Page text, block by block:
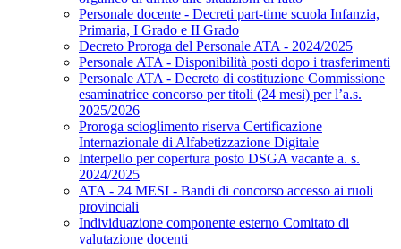
Personale docente - Decreti part-time scuola Infanzia,
Primaria, I Grado e II Grado
Decreto Proroga del Personale ATA - 2024/2025
Personale ATA - Disponibilità posti dopo i trasferimenti
Personale ATA - Decreto di costituzione Commissione
esaminatrice concorso per titoli (24 mesi) per l’a.s.
2025/2026
Proroga scioglimento riserva Certificazione
Internazionale di Alfabetizzazione Digitale
Interpello per copertura posto DSGA vacante a. s.
2024/2025
ATA - 24 MESI - Bandi di concorso accesso ai ruoli
provinciali
Individuazione componente esterno Comitato di
valutazione docenti